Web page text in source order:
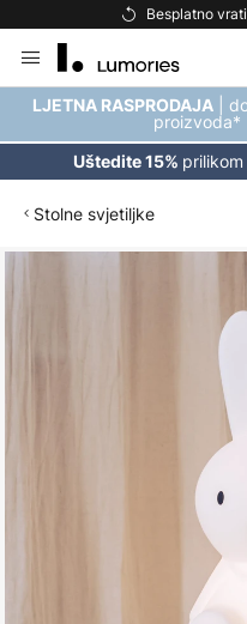
Besplatno
to
Content
LJETNA RASPRODAJA |
proizvoda*
Uštedite 15%
Stolne svjetiljke
Skip